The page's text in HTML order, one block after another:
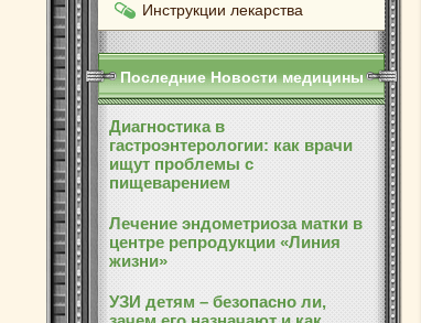
Инструкции лекарства
Последние Новости медицины
Диагностика в
гастроэнтерологии: как врачи
ищут проблемы с
пищеварением
Лечение эндометриоза матки в
центре репродукции «Линия
жизни»
УЗИ детям – безопасно ли,